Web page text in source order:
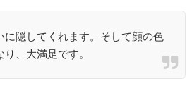
に隠してくれます。そして顔の色
、大満足です。